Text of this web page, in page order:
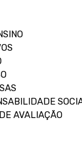
AVALIAÇÃO